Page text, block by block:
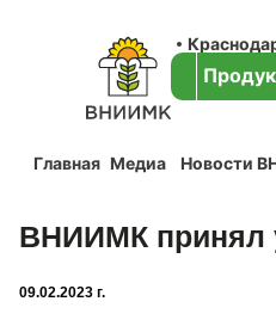
Главная Медиа Новости
ВНИИМК принял
09.02.2023 г.